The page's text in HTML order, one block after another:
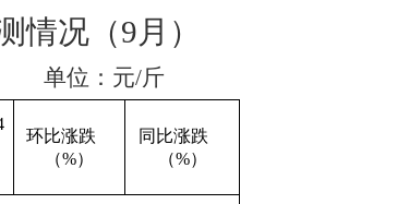
情况（9月）
单位：元/斤
环比涨跌
（%）
同比涨跌
（%）